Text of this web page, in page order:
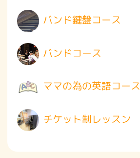
バンド鍵盤コース
バンドコース
ママの為の英語コース
チケット制レッスン